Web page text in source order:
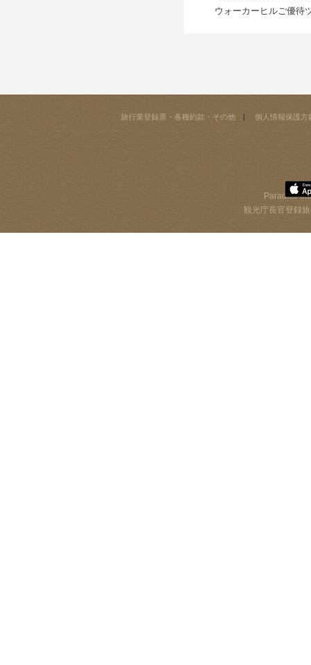
ウォーカーヒルご優待
旅行業登録票・各種約款・その他 個人情報保護方
Paradise
観光庁長官登録